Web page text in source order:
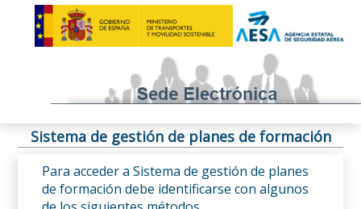
Sistema de gestión de planes de formación
Para acceder a Sistema de gestión de planes
de formación debe identificarse con algunos